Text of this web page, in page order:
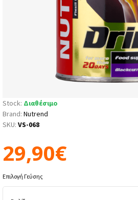
Stock: Διαθέσιμο
Brand: Nutrend
SKU: VS-068
29,90€
Επιλογή Γεύσης